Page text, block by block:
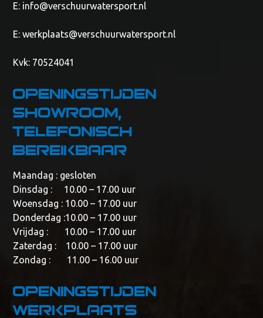
E: info@verschuurwatersport.nl
E:werkplaats@verschuurwatersport.nl
Kvk: 70524041
Openingstijden
showroom,
telefonisch
bereikbaar
Maandag : gesloten
Dinsdag : 10.00 – 17.00 uur
Woensdag : 10.00 – 17.00 uur
Donderdag :10.00 – 17.00 uur
Vrijdag : 10.00 – 17.00 uur
Zaterdag : 10.00 – 17.00 uur
Zondag : 11.00 – 16.00 uur
Openingstijden
werkplaats